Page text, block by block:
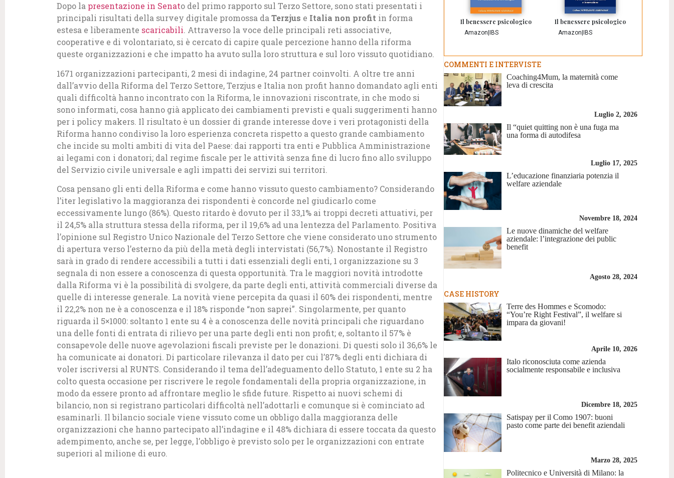
Dopo la presentazione in Senato del primo rapporto sul Terzo Settore, sono stati presentati i
principali risultati della survey digitale promossa daTerzjus e Italia non profit in forma
estesa e liberamente scaricabili. Attraverso la voce delle principali reti associative,
cooperative e di volontariato, si è cercato di capire quale percezione hanno della riforma
queste organizzazioni e che impatto ha avuto sulla loro struttura e sul loro vissuto quotidiano.
1671 organizzazioni partecipanti, 2 mesi di indagine, 24 partner coinvolti. A oltre tre anni
dall’avvio della Riforma del Terzo Settore, Terzjus e Italia non profit hanno domandato agli enti
quali difficoltà hanno incontrato con la Riforma, le innovazioni riscontrate, in che modo si
sono informati, cosa hanno già applicato dei cambiamenti previsti e quali suggerimenti hanno
per i policy makers. Il risultato è un dossier di grande interesse dove i veri protagonisti della
Riforma hanno condiviso la loro esperienza concreta rispetto a questo grande cambiamento
che incide su molti ambiti di vita del Paese: dai rapporti tra enti e Pubblica Amministrazione
ai legami con i donatori; dal regime fiscale per le attività senza fine di lucro fino allo sviluppo
del Servizio civile universale e agli impatti dei servizi sui territori.
Cosa pensano gli enti della Riforma e come hanno vissuto questo cambiamento? Considerando
l’iter legislativo la maggioranza dei rispondenti è concorde nel giudicarlo come
eccessivamente lungo (86%). Questo ritardo è dovuto per il 33,1% ai troppi decreti attuativi, per
il 24,5% alla struttura stessa della riforma, per il 19,6% ad una lentezza del Parlamento. Positiva
l’opinione sul Registro Unico Nazionale del Terzo Settore che viene considerato uno strumento
di apertura verso l’esterno da più della metà degli intervistati (56,7%). Nonostante il Registro
sarà in grado di rendere accessibili a tutti i dati essenziali degli enti, 1 organizzazione su 3
segnala di non essere a conoscenza di questa opportunità. Tra le maggiori novità introdotte
dalla Riforma vi è la possibilità di svolgere, da parte degli enti, attività commerciali diverse da
quelle di interesse generale. La novità viene percepita da quasi il 60% dei rispondenti, mentre
il 22,2% non ne è a conoscenza e il 18% risponde “non saprei”. Singolarmente, per quanto
riguarda il 5×1000: soltanto 1 ente su 4 è a conoscenza delle novità principali che riguardano
una delle fonti di entrata di rilievo per una parte degli enti non profit; e, soltanto il 57% è
consapevole delle nuove agevolazioni fiscali previste per le donazioni. Di questi solo il 36,6% le
ha comunicate ai donatori. Di particolare rilevanza il dato per cui l’87% degli enti dichiara di
voler iscriversi al RUNTS. Considerando il tema dell’adeguamento dello Statuto, 1 ente su 2 ha
colto questa occasione per riscrivere le regole fondamentali della propria organizzazione, in
modo da essere pronto ad affrontare meglio le sfide future. Rispetto ai nuovi schemi di
bilancio, non si registrano particolari difficoltà nell’adottarli e comunque si è cominciato ad
esaminarli. Il bilancio sociale viene vissuto come un obbligo dalla maggioranza delle
organizzazioni che hanno partecipato all’indagine e il 48% dichiara di essere toccata da questo
adempimento, anche se, per legge, l’obbligo è previsto solo per le organizzazioni con entrate
superiori al milione di euro.
Il benessere psicologico
Amazon IBS
Il benessere psicologico
Amazon IBS
COMMENTI E INTERVISTE
Coaching4Mum, la maternità come
leva di crescita
Luglio 2, 2026
Il “quiet quitting non è una fuga ma
una forma di autodifesa
Luglio 17, 2025
L’educazione finanziaria potenzia il
welfare aziendale
Novembre 18, 2024
Le nuove dinamiche del welfare
aziendale: l’integrazione dei public
benefit
Agosto 28, 2024
CASE HISTORY
Terre des Hommes e Scomodo:
“You’re Right Festival”, il welfare si
impara da giovani!
Aprile 10, 2026
Italo riconosciuta come azienda
socialmente responsabile e inclusiva
Dicembre 18, 2025
Satispay per il Como 1907: buoni
pasto come parte dei benefit aziendali
Marzo 28, 2025
Politecnico e Università di Milano: la